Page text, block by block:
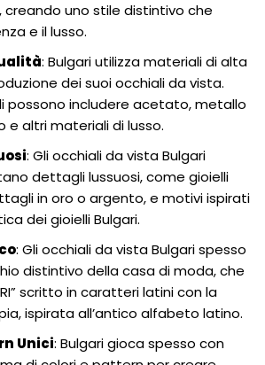
creando uno stile distintivo che
e il lusso.
: Bulgari utilizza materiali di alta
dei suoi occhiali da vista.
possono includere acetato, metallo
e altri materiali di lusso.
: Gli occhiali da vista Bulgari
dettagli lussuosi, come gioielli
in oro o argento, e motivi ispirati
dei gioielli Bulgari.
: Gli occhiali da vista Bulgari spesso
distintivo della casa di moda, che
scritto in caratteri latini con la
ispirata all’antico alfabeto latino.
Unici: Bulgari gioca spesso con